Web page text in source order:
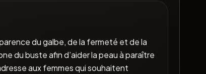
du galbe, de la fermeté et de la
du buste afin d’aider la peau à paraître
aux femmes qui souhaitent